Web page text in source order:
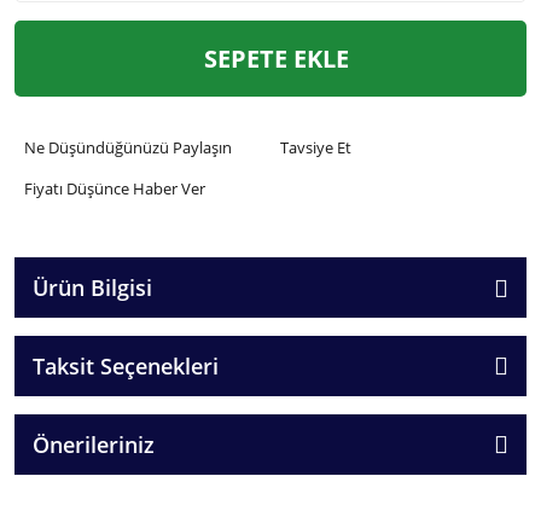
SEPETE EKLE
Ne Düşündüğünüzü Paylaşın
Tavsiye Et
Fiyatı Düşünce Haber Ver
Ürün Bilgisi
Taksit Seçenekleri
Önerileriniz